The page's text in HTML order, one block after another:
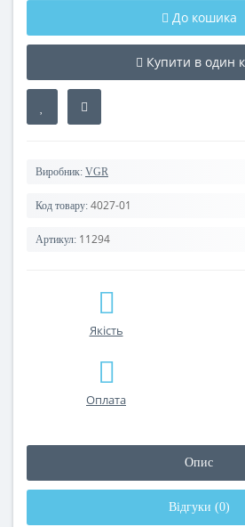
До кошика
Купити в один
Виробник: VGR
Код товару: 4027-01
Артикул: 11294
Якість
Оплата
Опис
Відгуки (0)